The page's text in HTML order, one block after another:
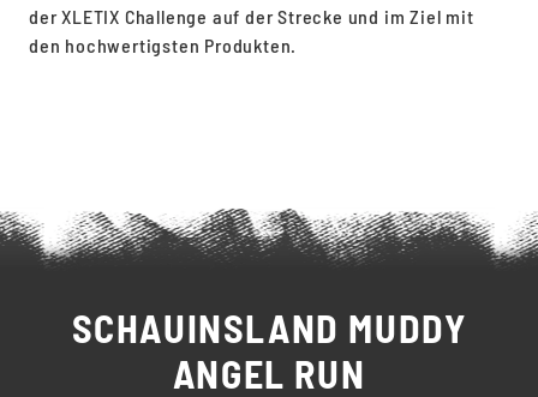
der XLETIX Challenge auf der Strecke und im Ziel mit
den hochwertigsten Produkten.
SCHAUINSLAND MUDDY
ANGEL RUN